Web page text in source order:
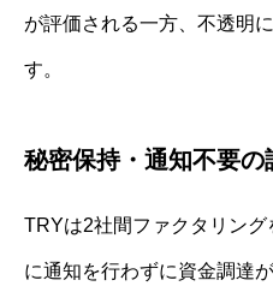
が評価される一方、不透明
す。
秘密保持・通知不要の
TRYは2社間ファクタリン
に通知を行わずに資金調達